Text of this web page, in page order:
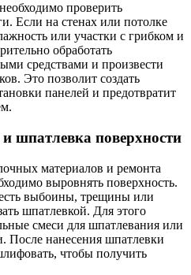
проверить
Если на стенах или потолке
или участки с грибком и
обработать
средствами и произвести
Это позволит создать
панелей и предотвратит
шпатлевка поверхности
материалов и ремонта
выровнять поверхность.
выбоины, трещины или
шпатлевкой. Для этого
смеси для шпатлевания или
После нанесения шпатлевки
чтобы получить